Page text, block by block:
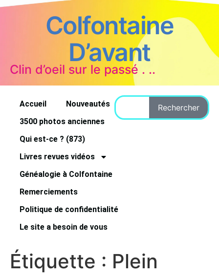
Colfontaine
D’avant
Clin d’oeil sur le passé . ..
Accueil
Nouveautés
3500 photos anciennes
Qui est-ce ? (873)
Livres revues vidéos
Généalogie à Colfontaine
Remerciements
Politique de confidentialité
Le site a besoin de vous
Rechercher
Étiquette : Plein